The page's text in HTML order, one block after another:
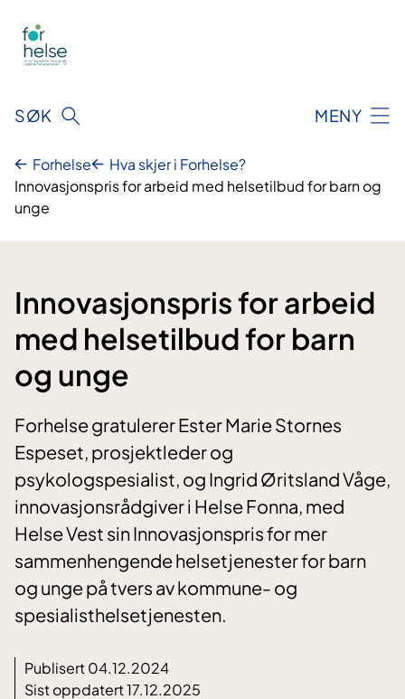
innhald
SØK MENY
Forhelse
Hva skjer i Forhelse?
Innovasjonspris for arbeid med helsetilbud for barn og
unge
Innovasjonspris for arbeid
med helsetilbud for barn
og unge
Forhelse gratulerer Ester Marie Stornes
Espeset, prosjektleder og
psykologspesialist, og Ingrid Øritsland Våge,
innovasjonsrådgiver i Helse Fonna, med
Helse Vest sin Innovasjonspris for mer
sammenhengende helsetjenester for barn
og unge på tvers av kommune- og
spesialisthelsetjenesten.
Publisert 04.12.2024
Sist oppdatert 17.12.2025